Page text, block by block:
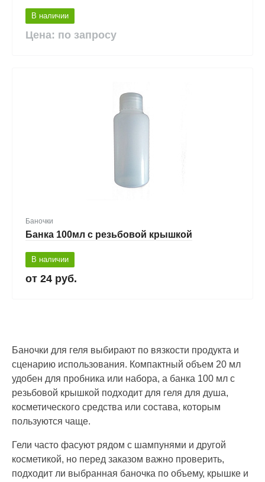
В наличии
Цена: по запросу
Баночки
Банка 100мл с резьбовой крышкой
В наличии
24 руб.
Баночки для геля выбирают по вязкости продукта и
сценарию использования. Компактный объем 20 мл
удобен для пробника или набора, а банка 100 мл с
резьбовой крышкой подходит для геля для душа,
косметического средства или состава, которым
пользуются чаще.
Гели часто фасуют рядом с шампунями и другой
косметикой, но перед заказом важно проверить,
подходит ли выбранная баночка по объему, крышке и